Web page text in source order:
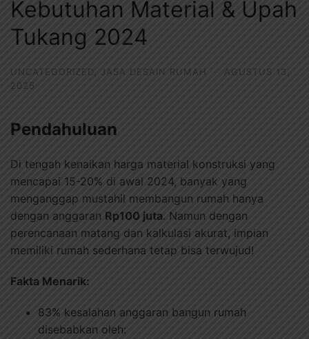
Kebutuhan Material & Upah
Tukang 2024
UNCATEGORIZED JASA DESAIN RUMAH ·
AGUSTUS 13,
2025
Pendahuluan
Di tengah kenaikan harga material konstruksi yang
mencapai 15-20% di awal 2024, banyak yang
menganggap mustahil membangun rumah hanya
dengan anggaran Rp100 juta. Namun dengan
perencanaan matang dan kalkulasi akurat, impian
memiliki rumah sederhana tetap bisa terwujud!
Fakta Menarik:
83% kesalahan anggaran bangun rumah
disebabkan oleh: